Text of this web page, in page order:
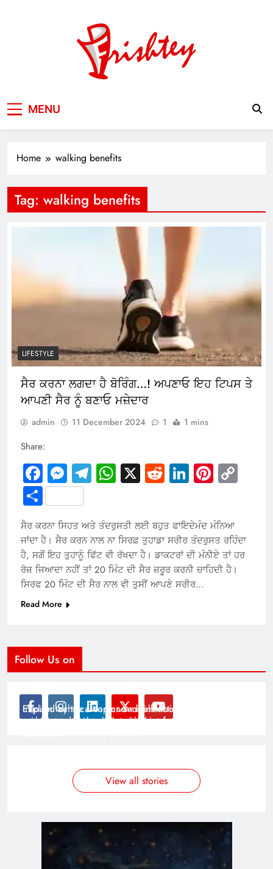
MENU
Home walking benefits
Tag: walking benefits
LIFESTYLE
ਸੈਰ ਕਰਨਾ ਲਗਦਾ ਹੈ ਬੋਰਿੰਗ…! ਅਪਣਾਓ ਇਹ ਟਿਪਸ ਤੇ
ਆਪਣੀ ਸੈਰ ਨੂੰ ਬਣਾਓ ਮਜ਼ੇਦਾਰ
admin 11 December 2024 1 1 mins
Share:
Facebook
Messenger
Telegram
WhatsApp
X RedditLinkedIn
Share
ਸੈਰ ਕਰਨਾ ਸਿਹਤ ਅਤੇ ਤੰਦਰੁਸਤੀ ਲਈ ਬਹੁਤ ਫਾਇਦੇਮੰਦ ਮੰਨਿਆ
ਜਾਂਦਾ ਹੈ। ਸੈਰ ਕਰਨ ਨਾਲ ਨਾ ਸਿਰਫ਼ ਤੁਹਾਡਾ ਸਰੀਰ ਤੰਦਰੁਸਤ ਰਹਿੰਦਾ
ਹੈ, ਸਗੋਂ ਇਹ ਤੁਹਾਨੂੰ ਫਿੱਟ ਵੀ ਰੱਖਦਾ ਹੈ। ਡਾਕਟਰਾਂ ਦੀ ਮੰਨੀਏ ਤਾਂ ਹਰ
ਰੋਜ਼ ਜਿਆਦਾ ਨਹੀਂ ਤਾਂ 20 ਮਿੰਟ ਦੀ ਸੈਰ ਜ਼ਰੂਰ ਕਰਨੀ ਚਾਹਿਦੀ ਹੈ।
ਸਿਰਫ 20 ਮਿੰਟ ਦੀ ਸੈਰ ਨਾਲ ਵੀ ਤੁਸੀਂ ਆਪਣੇ ਸਰੀਰ…
Read More
Follow Us on
Inspired by the clean and minimalistic look of modern
architecture, this template is great for creating stories
Explain technical topics and talk about the latest in
science and technology with this clean and futuristic
View all stories